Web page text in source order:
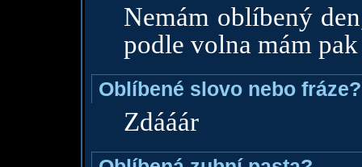
Nemám oblíbený
podle volna mám
Oblíbené slovo nebo fráze?
Zdááár